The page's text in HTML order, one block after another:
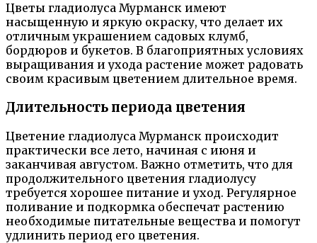
Цветы гладиолуса Мурманск имеют
насыщенную и яркую окраску, что делает их
отличным украшением садовых клумб,
бордюров и букетов. В благоприятных условиях
выращивания и ухода растение может радовать
своим красивым цветением длительное время.
Длительность периода цветения
Цветение гладиолуса Мурманск происходит
практически все лето, начиная с июня и
заканчивая августом. Важно отметить, что для
продолжительного цветения гладиолусу
требуется хорошее питание и уход. Регулярное
поливание и подкормка обеспечат растению
необходимые питательные вещества и помогут
удлинить период его цветения.